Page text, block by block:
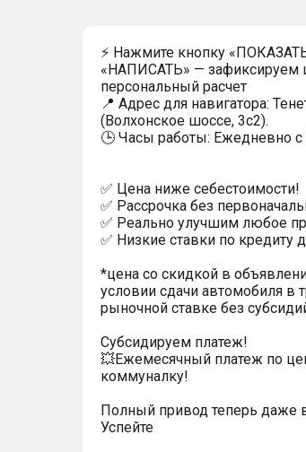
⚡ Нажмите кнопку
«НАПИСАТЬ» —
персональный расчет
📍 Адрес для навигатора:
(Волхонское шоссе, 3с2).
🕒 Часы работы: Ежедневно с
✅ Цена ниже себестоимости!
✅ Рассрочка без
✅ Реально улучшим любое
✅ Низкие ставки по кредиту
*цена со скидкой в
условии сдачи автомобиля в
рыночной ставке без
Субсидируем платеж!
💥Ежемесячный платеж по
коммуналку!
Полный привод теперь даже
Успейте